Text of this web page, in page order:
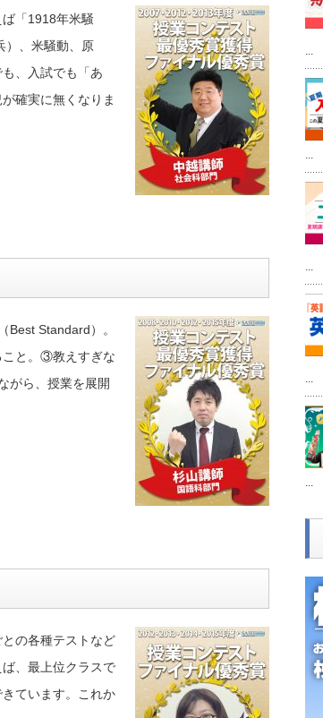
「1918年米騒
）、米騒動、原
、入試でも「あ
確実に無くなりま
Standard）。
こと。③教えすぎな
がら、授業を展開
の各種テストなど
、最上位クラスで
ています。これか
...
...
...
...
...